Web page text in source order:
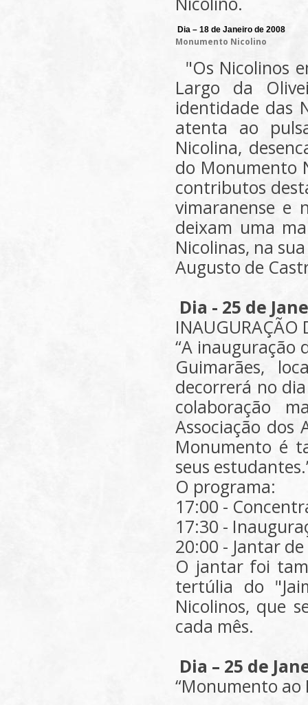
Dia – 18 de Janeiro de 2008
Monumento Nicolino
"Os Nicolinos
Largo da
identidade das
atenta ao
Nicolina,
do Monumento
contributos
vimaranense e
deixam uma
Nicolinas, na
Augusto de
Dia - 25 de
“A inauguração
Guimarães,
decorrerá no
colaboração
Associação dos
Monumento é
seus
O programa:
17:00 -
17:30 -
20:00 - Jantar
O jantar foi
tertúlia do
Nicolinos, que
cada mês.
Dia – 25 de
“Monumento